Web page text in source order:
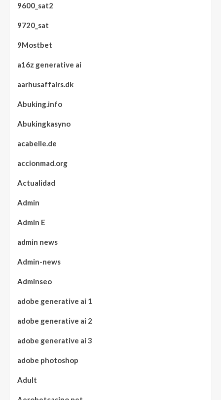
9600_sat2
9720_sat
9Mostbet
a16z generative ai
aarhusaffairs.dk
Abuking.info
Abukingkasyno
acabelle.de
accionmad.org
Actualidad
Admin
Admin E
admin news
Admin-news
Adminseo
adobe generative ai 1
adobe generative ai 2
adobe generative ai 3
adobe photoshop
Adult